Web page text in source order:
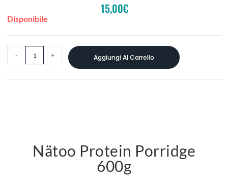
15,00€
Disponibile
- + Aggiungi Al Carrello
Nätoo Protein Porridge
600g